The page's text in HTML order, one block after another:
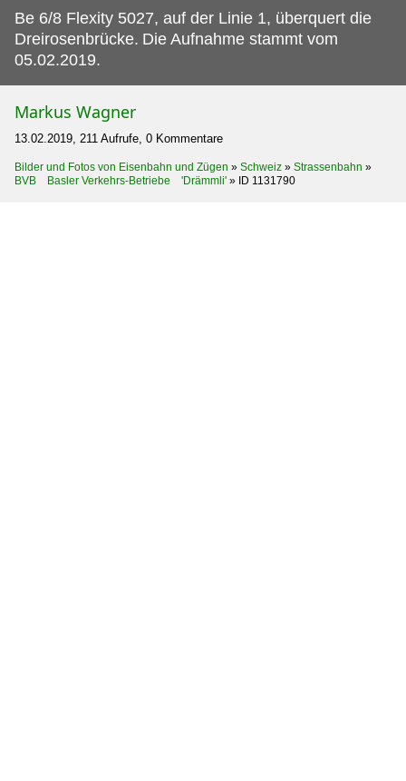
Be 6/8 Flexity 5027, auf der Linie 1, überquert die
Dreirosenbrücke. Die Aufnahme stammt vom
05.02.2019.
Markus Wagner
13.02.2019, 211 Aufrufe, 0 Kommentare
Bilder und Fotos von Eisenbahn und Zügen » Schweiz » Strassenbahn »
BVB Basler Verkehrs-Betriebe 'Drämmli' » ID 1131790